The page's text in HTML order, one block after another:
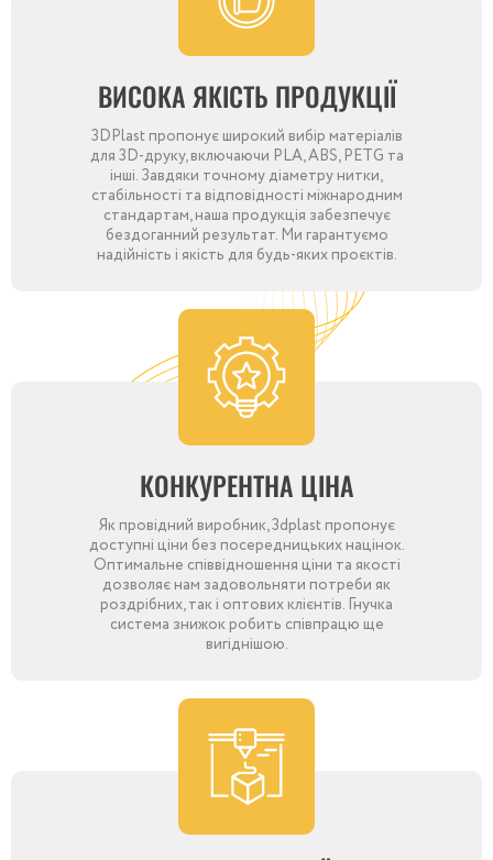
ВИСОКА ЯКІСТЬ ПРОДУКЦІЇ
3DPlast пропонує широкий вибір матеріалів
для 3D-друку, включаючи PLA, ABS, PETG та
інші. Завдяки точному діаметру нитки,
стабільності та відповідності міжнародним
стандартам, наша продукція забезпечує
бездоганний результат. Ми гарантуємо
надійність і якість для будь-яких проєктів.
КОНКУРЕНТНА ЦІНА
Як провідний виробник, 3dplast пропонує
доступні ціни без посередницьких націнок.
Оптимальне співвідношення ціни та якості
дозволяє нам задовольняти потреби як
роздрібних, так і оптових клієнтів. Гнучка
система знижок робить співпрацю ще
вигіднішою.